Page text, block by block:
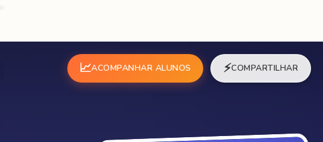
📈ACOMPANHAR ALUNOS ⚡COMPARTILHAR